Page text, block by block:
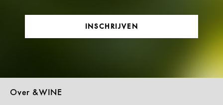
INSCHRIJVEN
Over &WINE